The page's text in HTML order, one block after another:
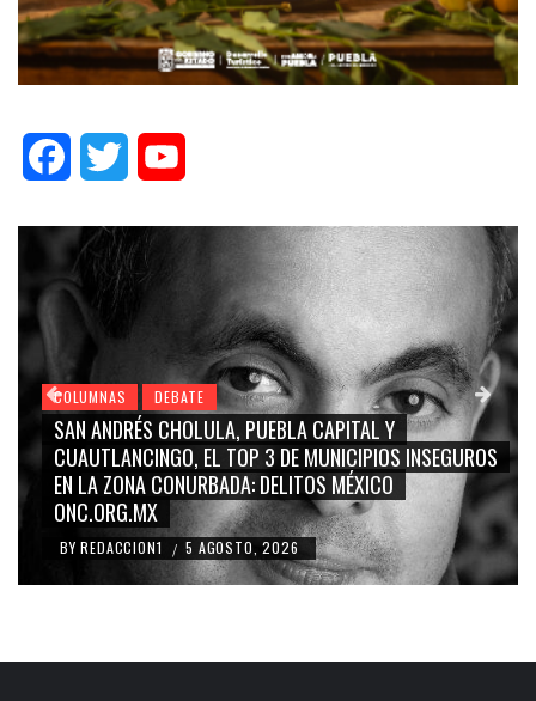
FacebookTwitter
INSEGUROS
COLUMNAS DEBATE
GRACE PALOMARES, NAY SALVATORI,
CARMEN SALINAS “LA CORCHOLATA”,
BLANCO, SILVIA PINAL: LA TRIVIALIZACIÓN
RIDICULIZACIÓN DE LA REPRESENTACIÓN
BY REDACCION1 4 AGOSTO, 2026